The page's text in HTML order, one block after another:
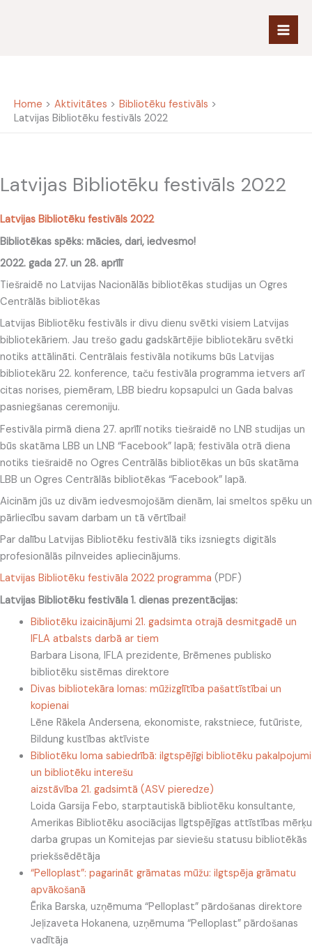
Home Aktivitātes
Bibliotēku festivāls
Latvijas Bibliotēku festivāls 2022
Latvijas Bibliotēku festivāls 2022
Latvijas Bibliotēku festivāls 2022
Bibliotēkas spēks: mācies, dari, iedvesmo!
2022. gada 27. un 28. aprīlī
Tiešraidē no Latvijas Nacionālās bibliotēkas studijas un Ogres
Centrālās bibliotēkas
Latvijas Bibliotēku festivāls ir divu dienu svētki visiem Latvijas
bibliotekāriem. Jau trešo gadu gadskārtējie bibliotekāru svētki
notiks attālināti. Centrālais festivāla notikums būs Latvijas
bibliotekāru 22. konference, taču festivāla programma ietvers arī
citas norises, piemēram, LBB biedru kopsapulci un Gada balvas
pasniegšanas ceremoniju.
Festivāla pirmā diena 27. aprīlī notiks tiešraidē no LNB studijas un
būs skatāma LBB un LNB “Facebook” lapā; festivāla otrā diena
notiks tiešraidē no Ogres Centrālās bibliotēkas un būs skatāma
LBB un Ogres Centrālās bibliotēkas “Facebook” lapā.
Aicinām jūs uz divām iedvesmojošām dienām, lai smeltos spēku un
pārliecību savam darbam un tā vērtībai!
Par dalību Latvijas Bibliotēku festivālā tiks izsniegts digitāls
profesionālās pilnveides apliecinājums.
Latvijas Bibliotēku festivāla 2022 programma (PDF)
Latvijas Bibliotēku festivāla 1. dienas prezentācijas:
Bibliotēku izaicinājumi 21. gadsimta otrajā desmitgadē un
IFLA atbalsts darbā ar tiem
Barbara Lisona, IFLA prezidente, Brēmenes publisko
bibliotēku sistēmas direktore
Divas bibliotekāra lomas: mūžizglītība pašattīstībai un
kopienai
Lēne Rākela Andersena, ekonomiste, rakstniece, futūriste,
Bildung kustības aktīviste
Bibliotēku loma sabiedrībā: ilgtspējīgi bibliotēku pakalpojumi
un bibliotēku interešu
aizstāvība 21. gadsimtā (ASV pieredze)
Loida Garsija Febo, starptautiskā bibliotēku konsultante,
Amerikas Bibliotēku asociācijas Ilgtspējīgas attīstības mērķu
darba grupas un Komitejas par sieviešu statusu bibliotēkās
priekšsēdētāja
“Pelloplast”: pagarināt grāmatas mūžu: ilgtspēja grāmatu
apvākošanā
Ērika Barska, uzņēmuma “Pelloplast” pārdošanas direktore
Jeļizaveta Hokanena, uzņēmuma “Pelloplast” pārdošanas
vadītāja